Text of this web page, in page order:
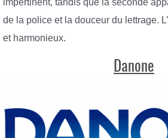
de la police et la douceur du lettrage.
et harmonieux.
Danone